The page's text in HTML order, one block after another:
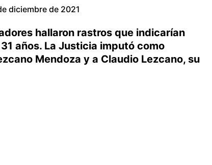
diciembre de 2021
hallaron rastros que indicarían
años. La Justicia imputó como
Mendoza y a Claudio Lezcano, su